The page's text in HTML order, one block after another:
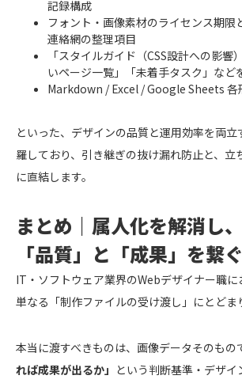
記録構成
フォント・画像素材のライセンス期限
連絡網の整理項目
「スタイルガイド（CSS設計への影響
いページ一覧」「未着手タスク」など
Markdown / Excel / Google Sheets 各
といった、デザインの品質と運用効率を両
羅しており、引き継ぎの抜け漏れ防止と、立
に直結します。
まとめ｜属人化を解消し
「品質」と「成果」を繋ぐ
IT・ソフトウェア業界のWebデザイナー職に
単なる「制作ファイルの受け渡し」にとどま
本当に渡すべきものは、画像データそのもの
れば成果が出るか」 という判断基準・デザ